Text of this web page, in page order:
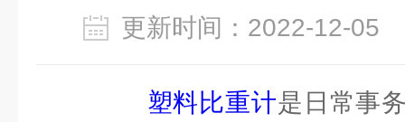
更新时间：2022-12-
塑料比重计是日常事